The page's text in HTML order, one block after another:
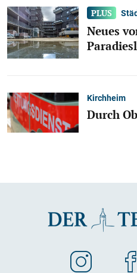
Neues
Kirchheim
Durch